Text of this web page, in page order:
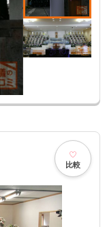
比較